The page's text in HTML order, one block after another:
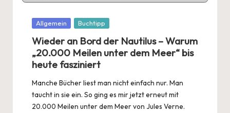
Posted
Allgemein Buchtipp
Wieder an Bord der Nautilus – Warum
„20.000 Meilen unter dem Meer“ bis
heute fasziniert
Manche Bücher liest man nicht einfach nur. Man
taucht in sie ein. So ging es mir jetzt erneut mit
20.000 Meilen unter dem Meer von Jules Verne.